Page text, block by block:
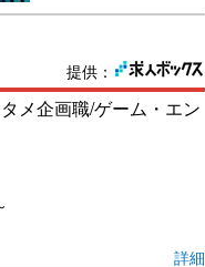
提供：
メ企画職/ゲーム・エン
詳細